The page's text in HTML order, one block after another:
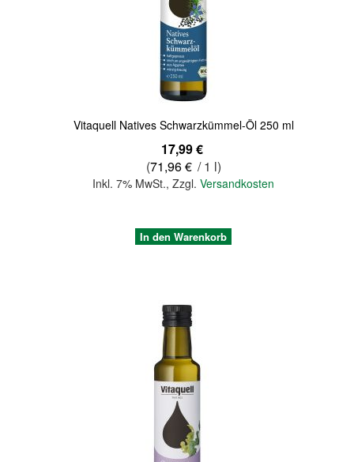
Vitaquell Natives Schwarzkümmel-Öl 250 ml
17,99 €
(71,96 € / 1 l)
Inkl. 7% MwSt.,Zzgl.Versandkosten
In den Warenkorb